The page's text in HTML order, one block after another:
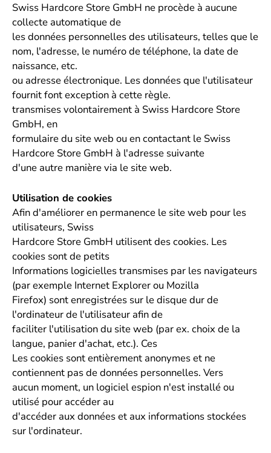
Swiss Hardcore Store GmbH ne procède à aucune
collecte automatique de
les données personnelles des utilisateurs, telles que le
nom, l'adresse, le numéro de téléphone, la date de
naissance, etc.
ou adresse électronique. Les données que l'utilisateur
fournit font exception à cette règle.
transmises volontairement à Swiss Hardcore Store
GmbH, en
formulaire du site web ou en contactant le Swiss
Hardcore Store GmbH à l'adresse suivante
d'une autre manière via le site web.
Utilisation de cookies
Afin d'améliorer en permanence le site web pour les
utilisateurs, Swiss
Hardcore Store GmbH utilisent des cookies. Les
cookies sont de petits
Informations logicielles transmises par les navigateurs
(par exemple Internet Explorer ou Mozilla
Firefox) sont enregistrées sur le disque dur de
l'ordinateur de l'utilisateur afin de
faciliter l'utilisation du site web (par ex. choix de la
langue, panier d'achat, etc.). Ces
Les cookies sont entièrement anonymes et ne
contiennent pas de données personnelles. Vers
aucun moment, un logiciel espion n'est installé ou
utilisé pour accéder au
d'accéder aux données et aux informations stockées
sur l'ordinateur.